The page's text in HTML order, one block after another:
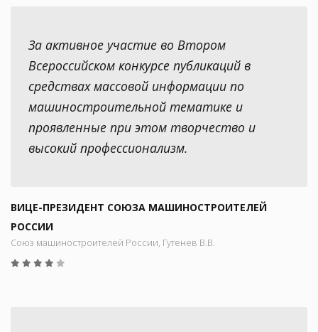
За активное участие во Втором
Всероссийском конкурсе публикаций в
средствах массовой информации по
машиностроительной тематике и
проявленные при этом творчество и
высокий профессионализм.
ВИЦЕ-ПРЕЗИДЕНТ СОЮЗА МАШИНОСТРОИТЕЛЕЙ
РОССИИ
Союз машиностроителей России, Гутенев В.В.